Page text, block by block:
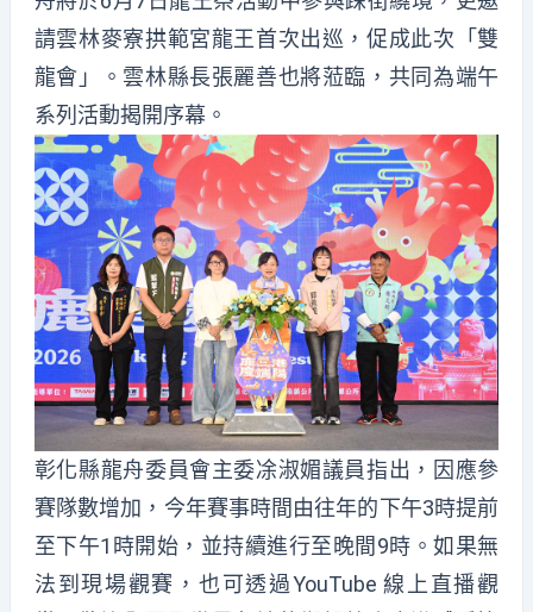
請雲林麥寮拱範宮龍王首次出巡，促成此次「雙
龍會」。雲林縣長張麗善也將蒞臨，共同為端午
系列活動揭開序幕。
彰化縣龍舟委員會主委凃淑媚議員指出，因應參
賽隊數增加，今年賽事時間由往年的下午3時提前
至下午1時開始，並持續進行至晚間9時。如果無
法到現場觀賽，也可透過YouTube 線上直播觀